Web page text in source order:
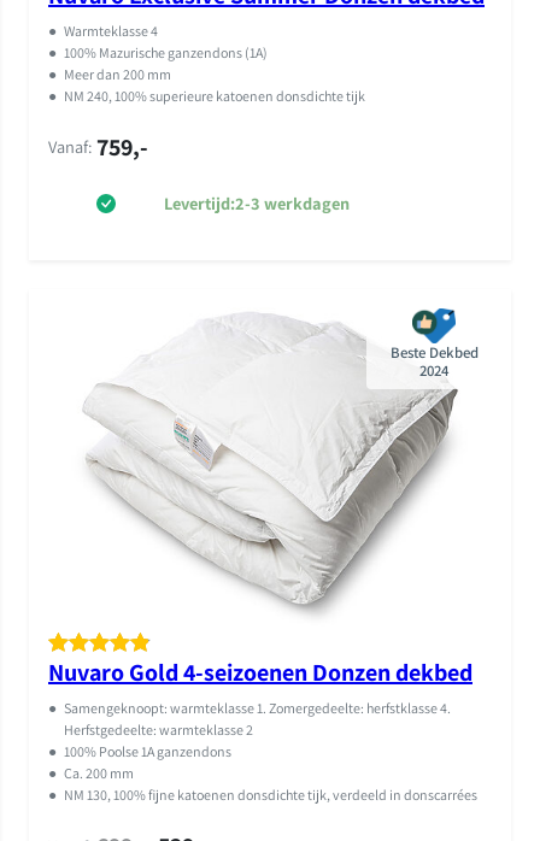
op
5
gebaseerd
waarderinge
● Warmteklasse 4
● 100% Mazurische ganzendons (1A)
● Meer dan 200 mm
● NM 240, 100% superieure katoenen donsdichte tijk
Vanaf: 759,-
Levertijd:2-3 werkdagen
Beste Dekbed
2024
Gewaardeer
d4.89
op
gebaseerd
op
18
klant
Nuvaro Gold 4-seizoenen Donzen dekbed
● Samengeknoopt: warmteklasse 1. Zomergedeelte: herfstklasse 4.
Herfstgedeelte: warmteklasse 2
● 100% Poolse 1A ganzendons
● Ca. 200 mm
● NM 130, 100% fijne katoenen donsdichte tijk, verdeeld in donscarrées